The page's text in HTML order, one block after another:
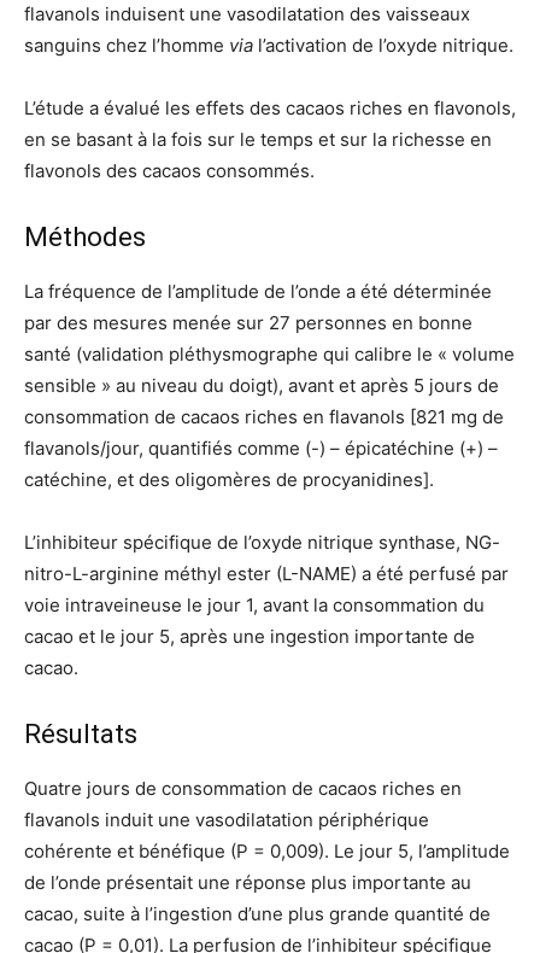
flavanols induisent une vasodilatation des vaisseaux
sanguins chez l’homme via l’activation de l’oxyde nitrique.
L’étude a évalué les effets des cacaos riches en flavonols,
en se basant à la fois sur le temps et sur la richesse en
flavonols des cacaos consommés.
Méthodes
La fréquence de l’amplitude de l’onde a été déterminée
par des mesures menée sur 27 personnes en bonne
santé (validation pléthysmographe qui calibre le « volume
sensible » au niveau du doigt), avant et après 5 jours de
consommation de cacaos riches en flavanols [821 mg de
flavanols/jour, quantifiés comme (-) – épicatéchine (+) –
catéchine, et des oligomères de procyanidines].
L’inhibiteur spécifique de l’oxyde nitrique synthase, NG-
nitro-L-arginine méthyl ester (L-NAME) a été perfusé par
voie intraveineuse le jour 1, avant la consommation du
cacao et le jour 5, après une ingestion importante de
cacao.
Résultats
Quatre jours de consommation de cacaos riches en
flavanols induit une vasodilatation périphérique
cohérente et bénéfique (P = 0,009). Le jour 5, l’amplitude
de l’onde présentait une réponse plus importante au
cacao, suite à l’ingestion d’une plus grande quantité de
cacao (P = 0,01). La perfusion de l’inhibiteur spécifique